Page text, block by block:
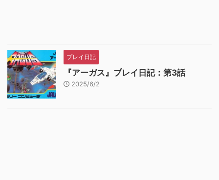
プレイ日記
『アーガス』プレイ日記：第3話
2025/6/2